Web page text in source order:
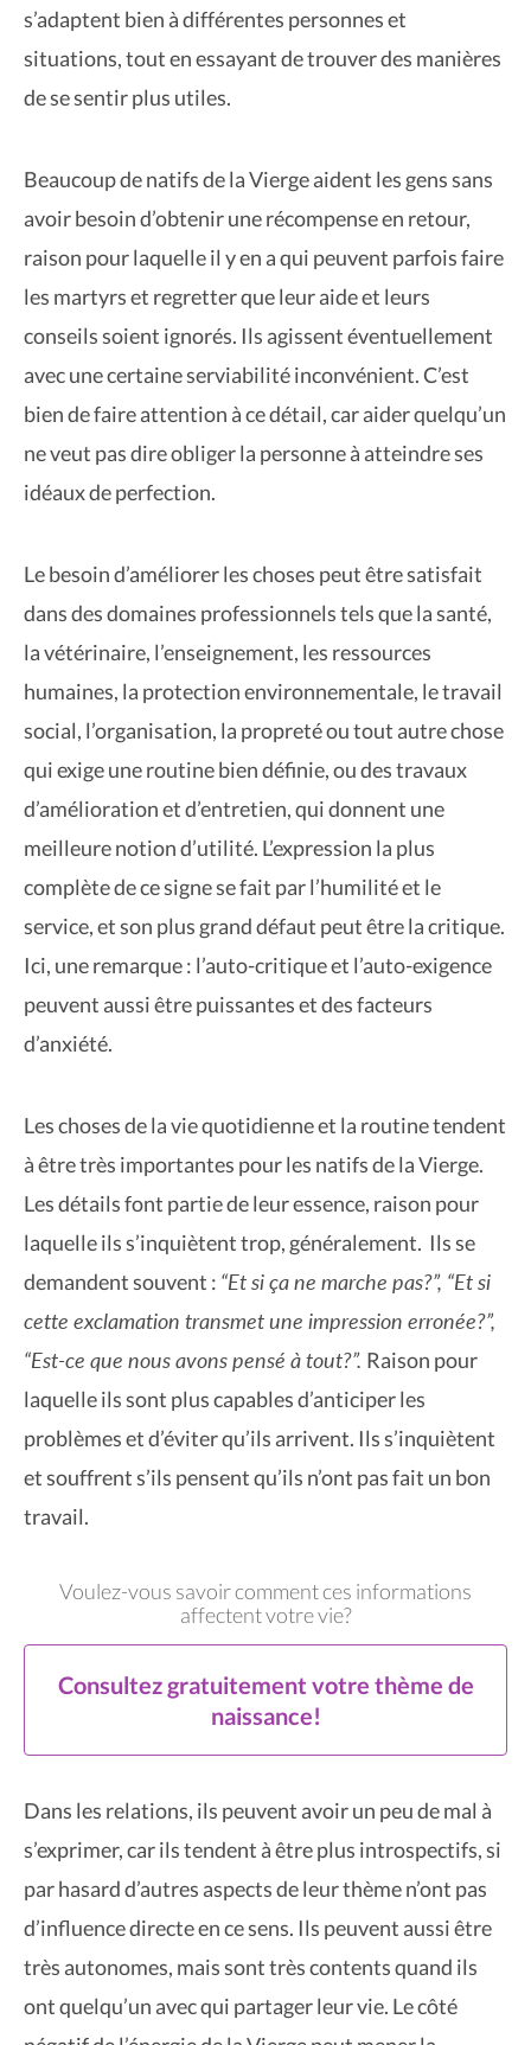
s’adaptent bien à différentes personnes et
situations, tout en essayant de trouver des manières
de se sentir plus utiles.
Beaucoup de natifs de la Vierge aident les gens sans
avoir besoin d’obtenir une récompense en retour,
raison pour laquelle il y en a qui peuvent parfois faire
les martyrs et regretter que leur aide et leurs
conseils soient ignorés. Ils agissent éventuellement
avec une certaine serviabilité inconvénient. C’est
bien de faire attention à ce détail, car aider quelqu’un
ne veut pas dire obliger la personne à atteindre ses
idéaux de perfection.
Le besoin d’améliorer les choses peut être satisfait
dans des domaines professionnels tels que la santé,
la vétérinaire, l’enseignement, les ressources
humaines, la protection environnementale, le travail
social, l’organisation, la propreté ou tout autre chose
qui exige une routine bien définie, ou des travaux
d’amélioration et d’entretien, qui donnent une
meilleure notion d’utilité. L’expression la plus
complète de ce signe se fait par l’humilité et le
service, et son plus grand défaut peut être la critique.
Ici, une remarque : l’auto-critique et l’auto-exigence
peuvent aussi être puissantes et des facteurs
d’anxiété.
Les choses de la vie quotidienne et la routine tendent
à être très importantes pour les natifs de la Vierge.
Les détails font partie de leur essence, raison pour
laquelle ils s’inquiètent trop, généralement. Ils se
demandent souvent : “Et si ça ne marche pas?”, “Et si
cette exclamation transmet une impression erronée?”,
“Est-ce que nous avons pensé à tout?”. Raison pour
laquelle ils sont plus capables d’anticiper les
problèmes et d’éviter qu’ils arrivent. Ils s’inquiètent
et souffrent s’ils pensent qu’ils n’ont pas fait un bon
travail.
Voulez-vous savoir comment ces informations
affectent votre vie?
Consultez gratuitement votre thème de
naissance!
Dans les relations, ils peuvent avoir un peu de mal à
s’exprimer, car ils tendent à être plus introspectifs, si
par hasard d’autres aspects de leur thème n’ont pas
d’influence directe en ce sens. Ils peuvent aussi être
très autonomes, mais sont très contents quand ils
ont quelqu’un avec qui partager leur vie. Le côté